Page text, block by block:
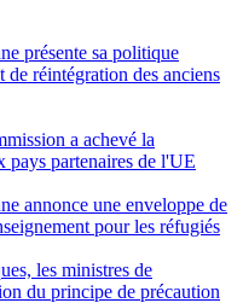
présente sa politique
de réintégration des anciens
a achevé la
pays partenaires de l'UE
annonce une enveloppe de
pour les réfugiés
les ministres de
du principe de précaution